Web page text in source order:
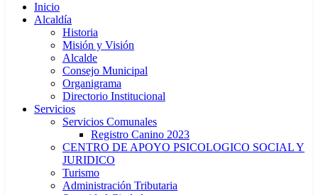
Inicio
Alcaldía
Historia
Misión y Visión
Alcalde
Consejo Municipal
Organigrama
Directorio Institucional
Servicios
Servicios Comunales
Registro Canino 2023
CENTRO DE APOYO PSICOLOGICO SOCIAL Y
JURIDICO
Turismo
Administración Tributaria